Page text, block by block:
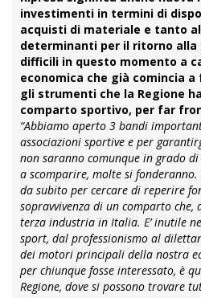
investimenti in termini di
acquisti di materiale e tanto
determinanti per il ritorno alla
difficili in questo momento a
economica che già comincia
gli strumenti che la Regione
comparto sportivo, per far
“Abbiamo aperto 3 bandi
associazioni sportive e per
non saranno comunque in grado
a scomparire, molte si
da subito per cercare di reperire
sopravvivenza di un comparto che,
terza industria in Italia. E’ inutile
sport, dal professionismo al
dei motori principali della nostra
per chiunque fosse interessato, è
Regione, dove si possono trovare